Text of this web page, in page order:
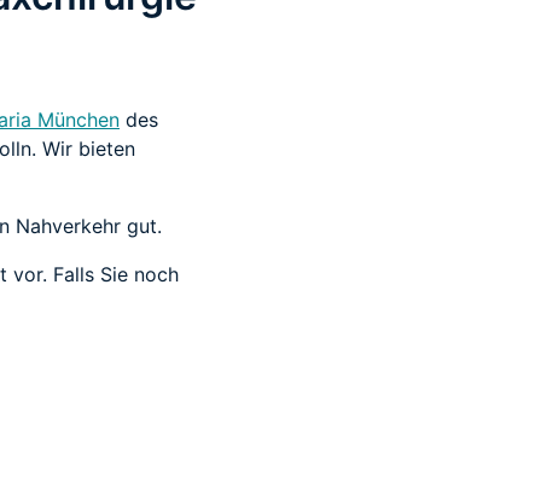
München des
Wir bieten
Nahverkehr gut.
vor. Falls Sie noch